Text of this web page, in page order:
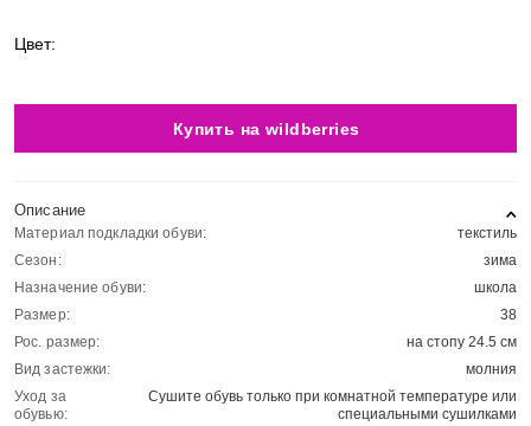
Цвет:
Купить на wildberries
Описание
Материал подкладки обуви:
текстиль
Сезон:
зима
Назначение обуви:
школа
Размер:
38
Рос. размер:
на стопу 24.5 см
Вид застежки:
молния
Уход за
обувью:
Сушите обувь только при комнатной температуре или
специальными сушилками